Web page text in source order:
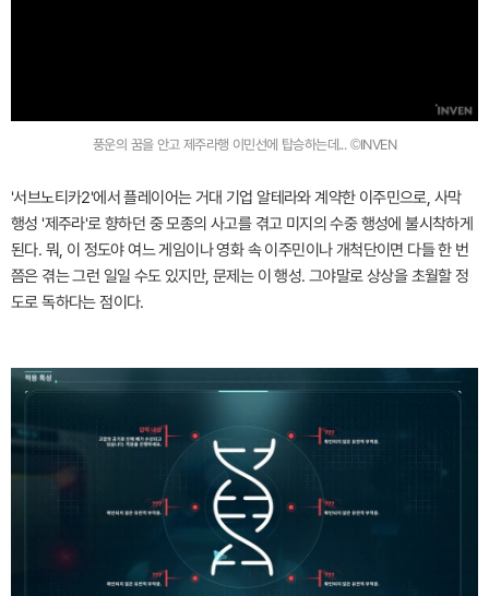
풍운의 꿈을 안고 제주라행 이민선에 탑승하는데... ©INVEN
'서브노티카2'에서 플레이어는 거대 기업 알테라와 계약한 이주민으로, 사막
행성 '제주라'로 향하던 중 모종의 사고를 겪고 미지의 수중 행성에 불시착하게
된다. 뭐, 이 정도야 여느 게임이나 영화 속 이주민이나 개척단이면 다들 한 번
쯤은 겪는 그런 일일 수도 있지만, 문제는 이 행성. 그야말로 상상을 초월할 정
도로 독하다는 점이다.